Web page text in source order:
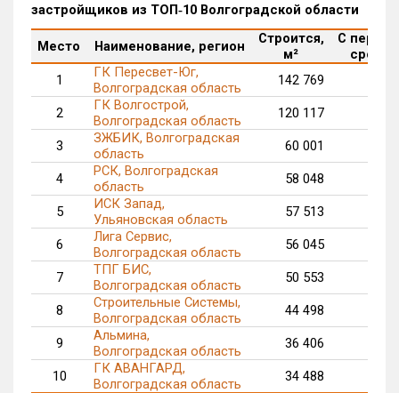
застройщиков из ТОП‑10 Волгоградской области
Место Наименование, регион
Строится,
м²
С
срока,
1
ГК Пересвет-Юг,
Волгоградская область
142 769
2
ГК Волгострой,
Волгоградская область
120 117
3
ЗЖБИК, Волгоградская
область
60 001
4
РСК, Волгоградская
область
58 048
5
ИСК Запад,
Ульяновская область
57 513
6
Лига Сервис,
Волгоградская область
56 045
7
ТПГ БИС,
Волгоградская область
50 553
8
Строительные Системы,
Волгоградская область
44 498
9
Альмина,
Волгоградская область
36 406
10
ГК АВАНГАРД,
Волгоградская область
34 488